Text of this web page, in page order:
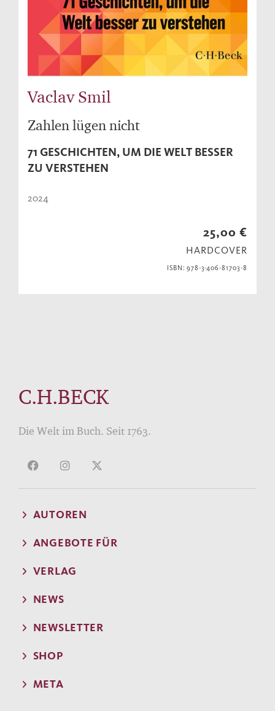
Vaclav Smil
Zahlen lügen nicht
71 GESCHICHTEN, UM DIE WELT BESSER
ZU VERSTEHEN
2024
25,00 €
HARDCOVER
ISBN: 978-3-406-81703-8
C.H.BECK
Die Welt im Buch. Seit 1763.
AUTOREN
ANGEBOTE FÜR
VERLAG
NEWS
NEWSLETTER
SHOP
META